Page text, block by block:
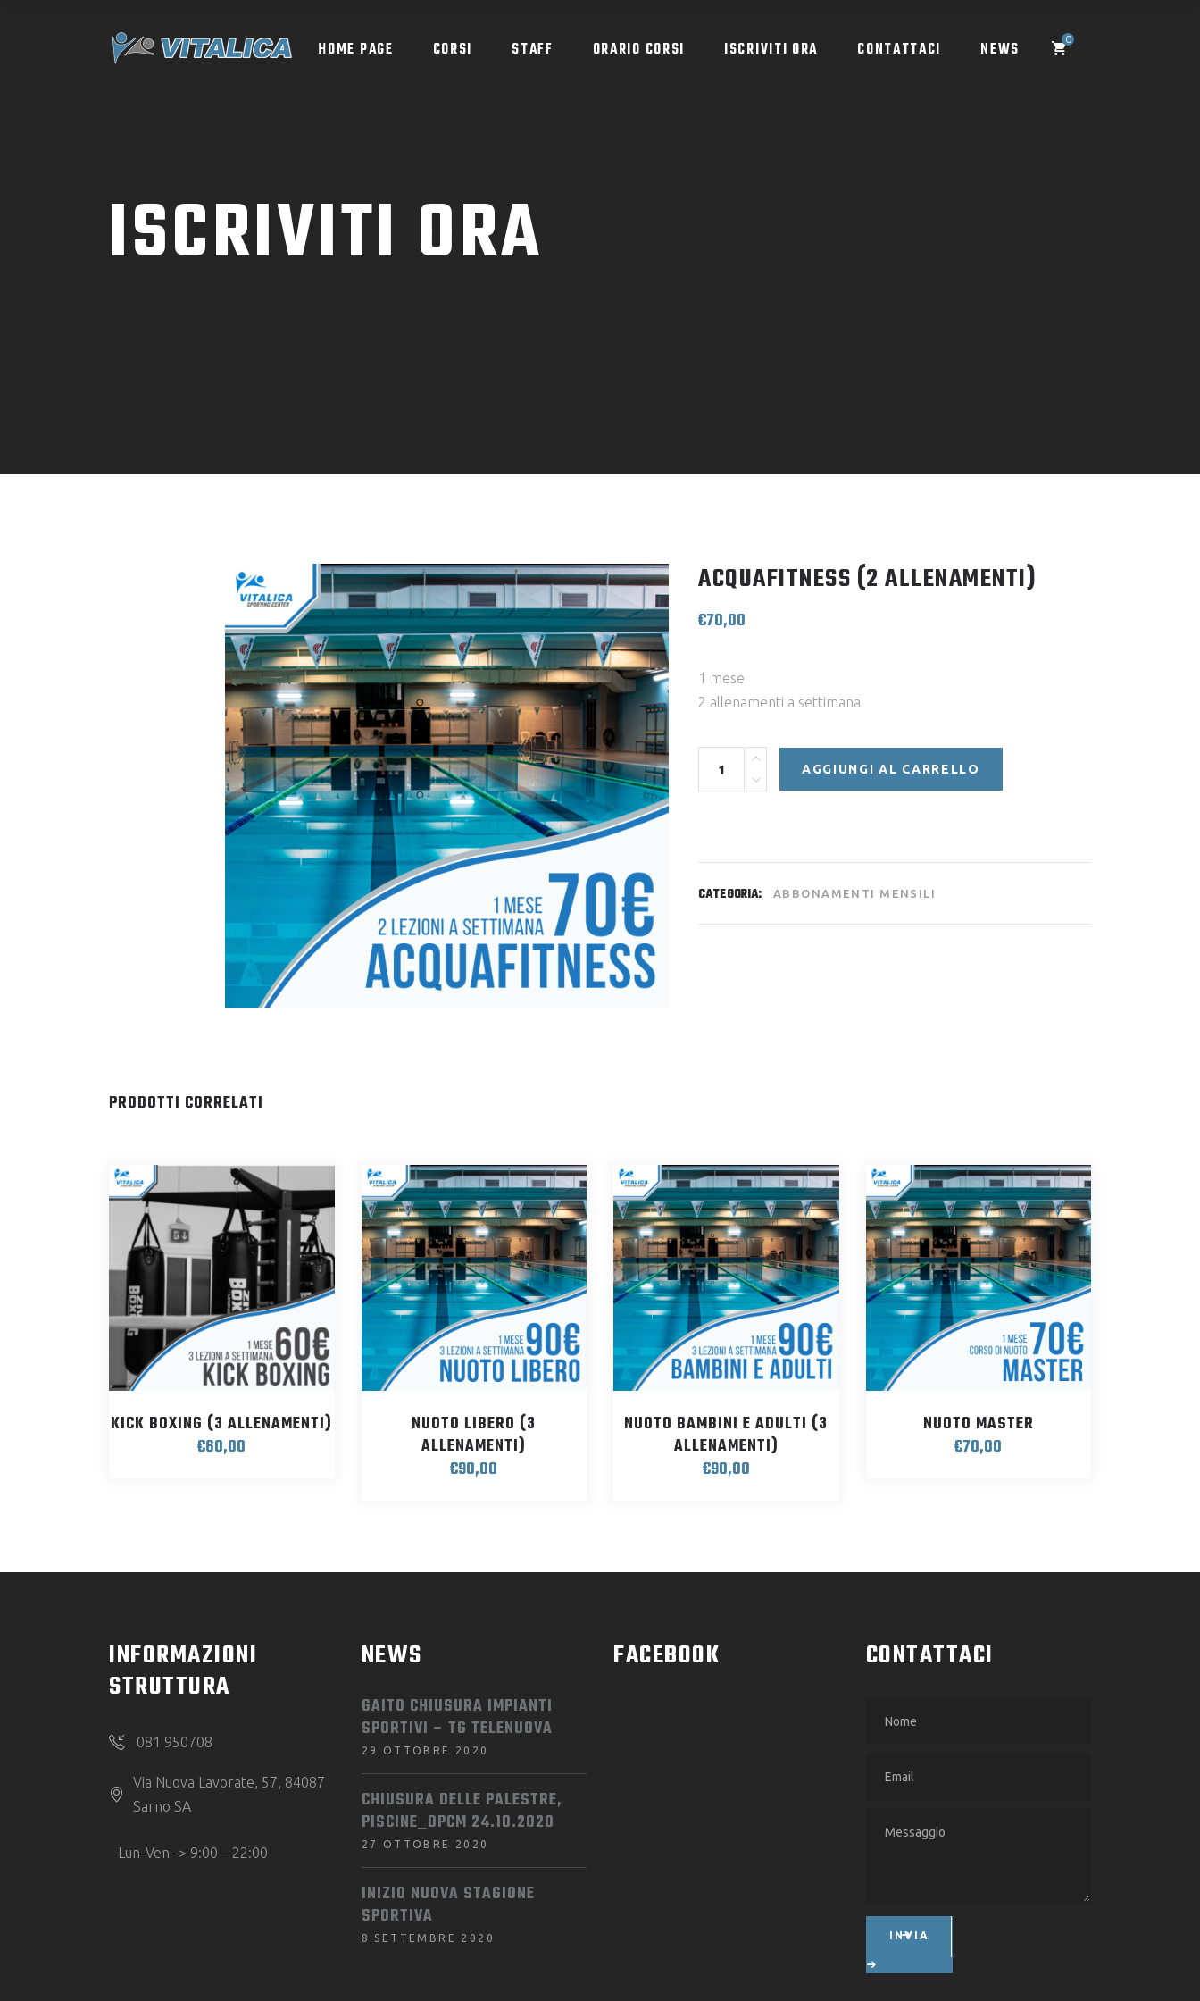
HOME PAGE CORSI STAFF ORARIO CORSI ISCRIVITI ORA CONTATTACI NEWS 0
ISCRIVITI ORA
ACQUAFITNESS (2 ALLENAMENTI)
€70,00
1 mese
2 allenamenti a settimana
AGGIUNGI AL CARRELLO
CATEGORIA: ABBONAMENTI MENSILI
PRODOTTI CORRELATI
KICK BOXING (3 ALLENAMENTI)
€60,00
NUOTO LIBERO (3
ALLENAMENTI)
€90,00
NUOTO BAMBINI E ADULTI (3
ALLENAMENTI)
€90,00
NUOTO MASTER
€70,00
INFORMAZIONI
STRUTTURA
081 950708
Via Nuova Lavorate, 57, 84087
Sarno SA
Lun-Ven -> 9:00 – 22:00
NEWS
GAITO CHIUSURA IMPIANTI
SPORTIVI – TG TELENUOVA
29 OTTOBRE 2020
CHIUSURA DELLE PALESTRE,
PISCINE_DPCM 24.10.2020
27 OTTOBRE 2020
INIZIO NUOVA STAGIONE
SPORTIVA
8 SETTEMBRE 2020
FACEBOOK CONTATTACI
INVIA